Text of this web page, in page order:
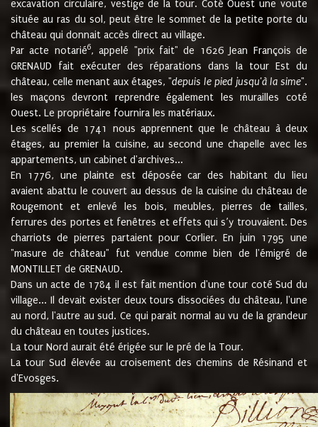
excavation circulaire, vestige de la tour. Coté Ouest une voute
située au ras du sol, peut être le sommet de la petite porte du
château qui donnait accès direct au village.
Par acte notarié6, appelé "prix fait" de 1626 Jean François de
GRENAUD fait exécuter des réparations dans la tour Est du
château, celle menant aux étages, "depuis le pied jusqu'à la sime".
les maçons devront reprendre également les murailles coté
Ouest. Le propriétaire fournira les matériaux.
Les scellés de 1741 nous apprennent que le château à deux
étages, au premier la cuisine, au second une chapelle avec les
appartements, un cabinet d'archives...
En 1776, une plainte est déposée car des habitant du lieu
avaient abattu le couvert au dessus de la cuisine du château de
Rougemont et enlevé les bois, meubles, pierres de tailles,
ferrures des portes et fenêtres et effets qui s’y trouvaient. Des
charriots de pierres partaient pour Corlier. En juin 1795 une
"masure de château" fut vendue comme bien de l'émigré de
MONTILLET de GRENAUD.
Dans un acte de 1784 il est fait mention d'une tour coté Sud du
village... Il devait exister deux tours dissociées du château, l'une
au nord, l'autre au sud. Ce qui parait normal au vu de la grandeur
du château en toutes justices.
La tour Nord aurait été érigée sur le pré de la Tour.
La tour Sud élevée au croisement des chemins de Résinand et
d'Evosges.